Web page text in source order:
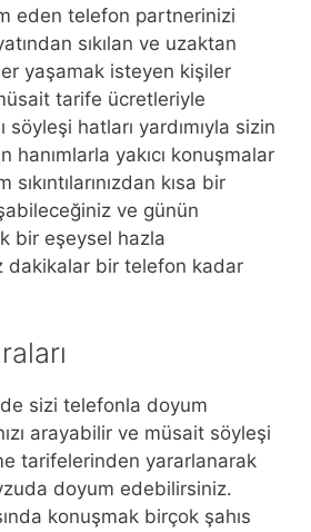
eden telefon partnerinizi
sıkılan ve uzaktan
yaşamak isteyen kişiler
tarife ücretleriyle
söyleşi hatları yardımıyla sizin
hanımlarla yakıcı konuşmalar
kısa bir
ve günün
bir eşeysel hazla
dakikalar bir telefon kadar
sizi telefonla doyum
arayabilir ve müsait söyleşi
tarifelerinden yararlanarak
doyum edebilirsiniz.
konuşmak birçok şahıs